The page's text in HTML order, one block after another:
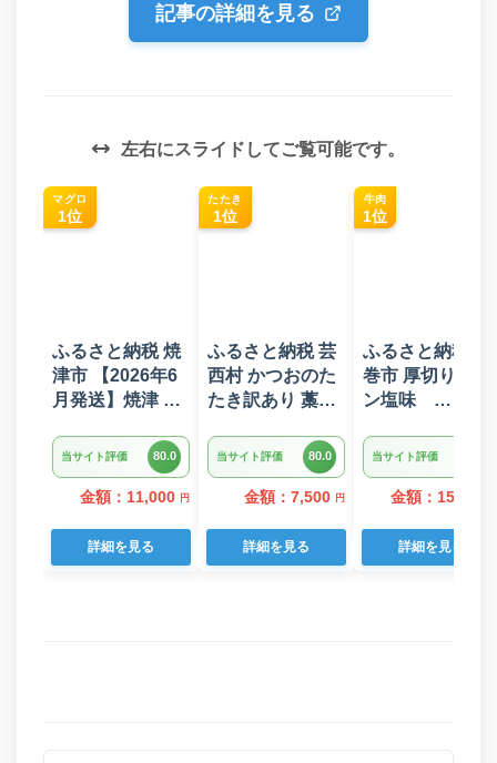
記事の詳細を見る
左右にスライドしてご覧可能です。
マグロ
1位
ふるさと納税 焼
津市 【2026年6
月発送】焼津 マ
ット F4 ねぎとろ
(a10-875202606)
当サイト評価 80.0
金額：11,000 円
詳細を見る
たたき
1位
ふるさと納税 芸
西村 かつおのた
たき訳あり 藁焼
キ【KYF027】
当サイト評価 80.0
金額：7,500 円
詳細を見る
牛肉
1位
ふるさと納税 花
巻市 厚切り牛タ
ン塩味
ク)当サイト評価
金額：15,000
詳細を見る